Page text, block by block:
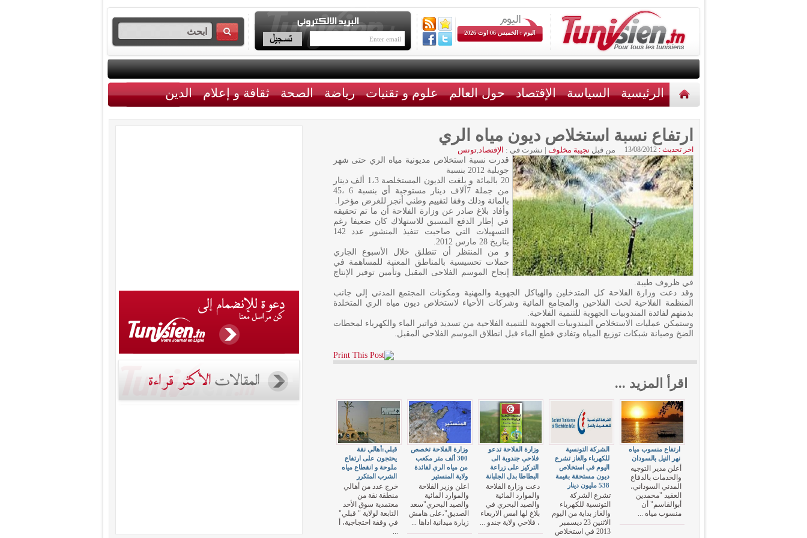
اليوم : الخميس 06 اوت 2026
الرئيسية السياسة الإقتصاد حول العالم علوم و تقنيات رياضة الصحة ثقافة و إعلام الدين
ارتفاع نسبة استخلاص ديون مياه الري
اخر تحديث : 13/08/2012 من قبل نجيبة مخلوف | نشرت في : الإقتصاد,تونس
قدرت نسبة استخلاص مديونية مياه الري حتى شهر
جويلية 2012 بنسبة
20 بالمائة و بلغت الديون المستخلصة 1،3 ألف دينار
من جملة 7آلاف دينار مستوجبة أي بنسبة 6 ،45
بالمائة وذلك وفقا لتقييم وطني أنجز للغرض مؤخرا.
وأفاد بلاغ صادر عن وزارة الفلاحة أن ما تم تحقيقه
في إطار الدفع المسبق للاستهلاك كان ضعيفا رغم
التسهيلات التي صاحبت تنفيذ المنشور عدد 142
بتاريخ 28 مارس 2012.
و من المنتظر أن تنطلق خلال الأسبوع الجاري
حملات تحسيسية بالمناطق المعنية للمساهمة في
إنجاح الموسم الفلاحى المقبل وتأمين توفير الإنتاج
في ظروف طيبة.
وقد دعت وزارة الفلاحة كل المتدخلين والهياكل الجهوية والمهنية ومكونات المجتمع المدني إلى جانب
المنظمة الفلاحية لحث الفلاحين والمجامع المائية وشركات الأحياء لاستخلاص ديون مياه الري المتخلدة
بذمتهم لفائدة المندوبيات الجهوية للتنمية الفلاحية.
وستمكن عمليات الاستخلاص المندوبيات الجهوية للتنمية الفلاحية من تسديد فواتير الماء والكهرباء لمحطات
الضخ وصيانة شبكات توزيع المياه وتفادي قطع الماء قبل انطلاق الموسم الفلاحي المقبل.
اقرأ المزيد ...
قبلي:أهالي نقة
يحتجون على ارتفاع
ملوحة و انقطاع مياه
الشرب المتكرر
خرج عدد من أهالي
منطقة نقة من
معتمدية سوق الأحد
التابعة لولاية " قبلي"
في وقفة احتجاجية، أ
...
وزارة الفلاحة تخصص
300 ألف متر مكعب
من مياه الري لفائدة
ولاية المنستير
اعلن وزير الفلاحة
والموارد المائية
والصيد البحري"سعد
الصديق"،على هامش
زيارة ميدانية اداها ...
وزارة الفلاحة تدعو
فلاحي جندوبة الى
التركيز على زراعة
البطاطا بدل الجلبانة
دعت وزارة الفلاحة
والموارد المائية
والصيد البحري في
بلاغ لها امس الاربعاء
، فلاحي ولاية جندو ...
الشركة التونسية
للكهرباء والغاز تشرع
اليوم في استخلاص
ديون مستحقة بقيمة
538 مليون دينار
تشرع الشركة
التونسية للكهرباء
والغاز بداية من اليوم
الاثنين 23 ديسمبر
2013 في استخلاص
ارتفاع منسوب مياه
نهر النيل بالسودان
أعلن مدير التوجيه
والخدمات بالدفاع
المدني السوداني،
العقيد "محمدين
أبوالقاسم" أن
منسوب مياه ...